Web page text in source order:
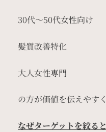
30代〜50代女性向け
髪質改善特化
大人女性専門
の方が価値を伝えやす
なぜターゲットを絞る